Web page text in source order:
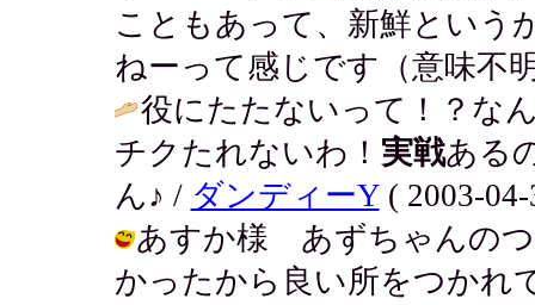
こともあって、新鮮という
ねーって感じです（意味不
役にたたないって！？な
チクたれないわ！ 実戦ある
ん♪ / ダンディーY( 2003-04-
あすか様 あずちゃんの
かったから良い所をつかれ